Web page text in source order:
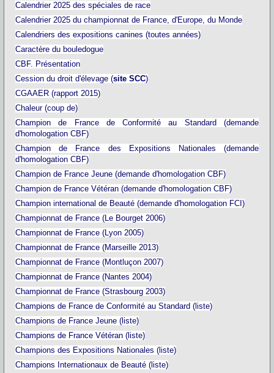
Calendrier 2025 des spéciales de race
Calendrier 2025 du championnat de France, d'Europe, du Monde
Calendriers des expositions canines (toutes années)
Caractère du bouledogue
CBF. Présentation
Cession du droit d'élevage (site SCC)
CGAAER (rapport 2015)
Chaleur (coup de)
Champion de France de Conformité au Standard (demande
d'homologation CBF)
Champion de France des Expositions Nationales (demande
d'homologation CBF)
Champion de France Jeune (demande d'homologation CBF)
Champion de France Vétéran (demande d'homologation CBF)
Champion international de Beauté (demande d'homologation FCI)
Championnat de France (Le Bourget 2006)
Championnat de France (Lyon 2005)
Championnat de France (Marseille 2013)
Championnat de France (Montluçon 2007)
Championnat de France (Nantes 2004)
Championnat de France (Strasbourg 2003)
Champions de France de Conformité au Standard (liste)
Champions de France Jeune (liste)
Champions de France Vétéran (liste)
Champions des Expositions Nationales (liste)
Champions Internationaux de Beauté (liste)